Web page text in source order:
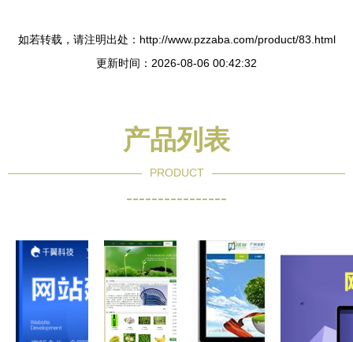
如若转载，请注明出处：http://www.pzzaba.com/product/83.html
更新时间：2026-08-06 00:42:32
产品列表
PRODUCT
----------------